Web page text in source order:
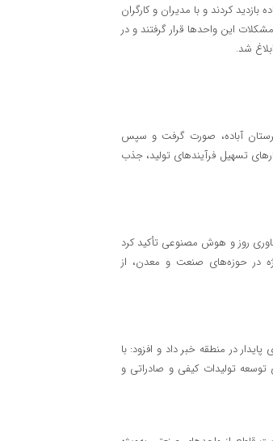
کردند و با مدیران و کارگران
این واحدها قرار گرفتند و در
شد.
آباده، صورت گرفت و سپس
تسهیل فرآیندهای تولید، جذب
روز و هوش مصنوعی تأکید کرد
در حوزه‌های صنعت و معدن، از
در منطقه خبر داد و افزود: با
تولیدات کیفی و صادراتی و